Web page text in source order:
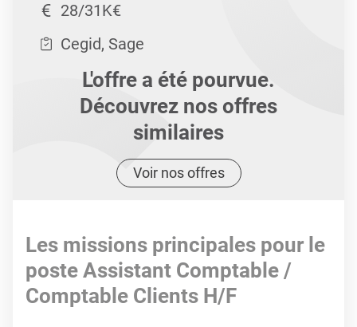
28/31K€
Cegid, Sage
L'offre a été pourvue.
Découvrez nos offres
similaires
Voir nos offres
Les missions principales pour le
poste Assistant Comptable /
Comptable Clients H/F